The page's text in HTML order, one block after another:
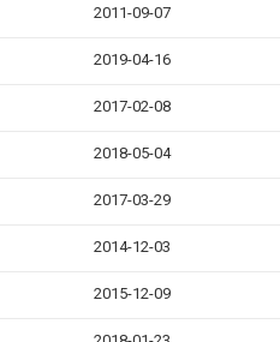
2011-09-07
2019-04-16
2017-02-08
2018-05-04
2017-03-29
2014-12-03
2015-12-09